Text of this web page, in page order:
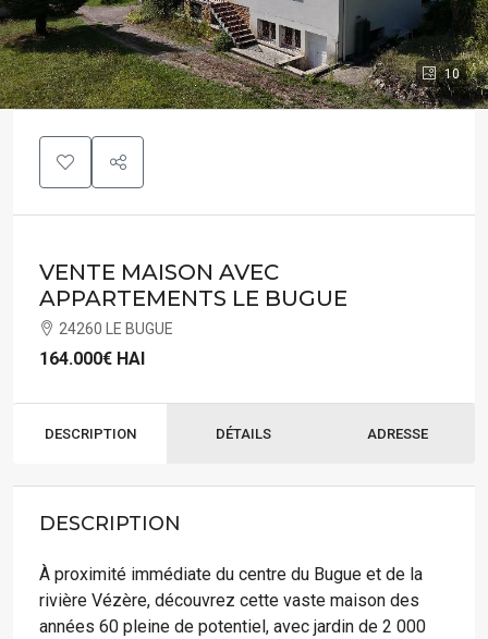
10
VENTE MAISON AVEC
APPARTEMENTS LE BUGUE
24260 LE BUGUE
164.000€ HAI
DESCRIPTION DÉTAILS ADRESSE
DESCRIPTION
À proximité immédiate du centre du Bugue et de la
rivière Vézère, découvrez cette vaste maison des
années 60 pleine de potentiel, avec jardin de 2 000